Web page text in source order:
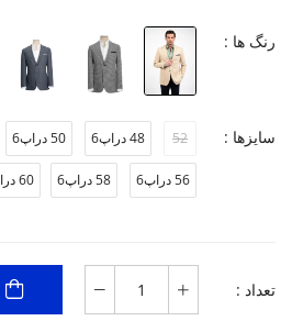
رنگ ها :
سایزها : 52 48 دراپ6 50 دراپ6
56 دراپ6 58 دراپ6 60 دراپ6
تعداد :